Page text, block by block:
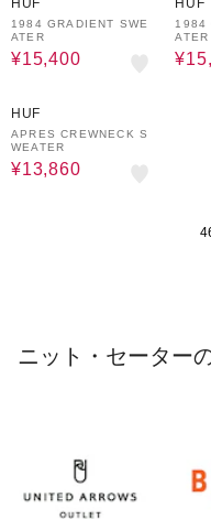
HUF
1984 GRADIENT SWE
ATER
¥15,400
HUF
1984
ATER
HUF
APRES CREWNECK S
WEATER
¥13,860
ニット・セーター